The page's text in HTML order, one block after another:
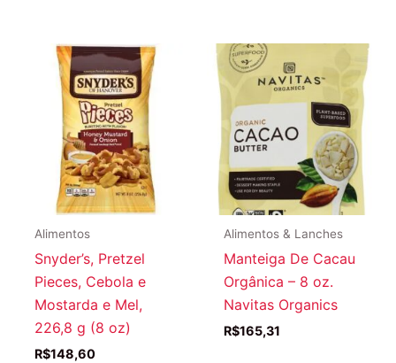
Alimentos
Snyder’s, Pretzel
Pieces, Cebola e
Mostarda e Mel,
226,8 g (8 oz)
R$148,60
Alimentos & Lanches
Manteiga De Cacau
Orgânica – 8 oz.
Navitas Organics
R$165,31